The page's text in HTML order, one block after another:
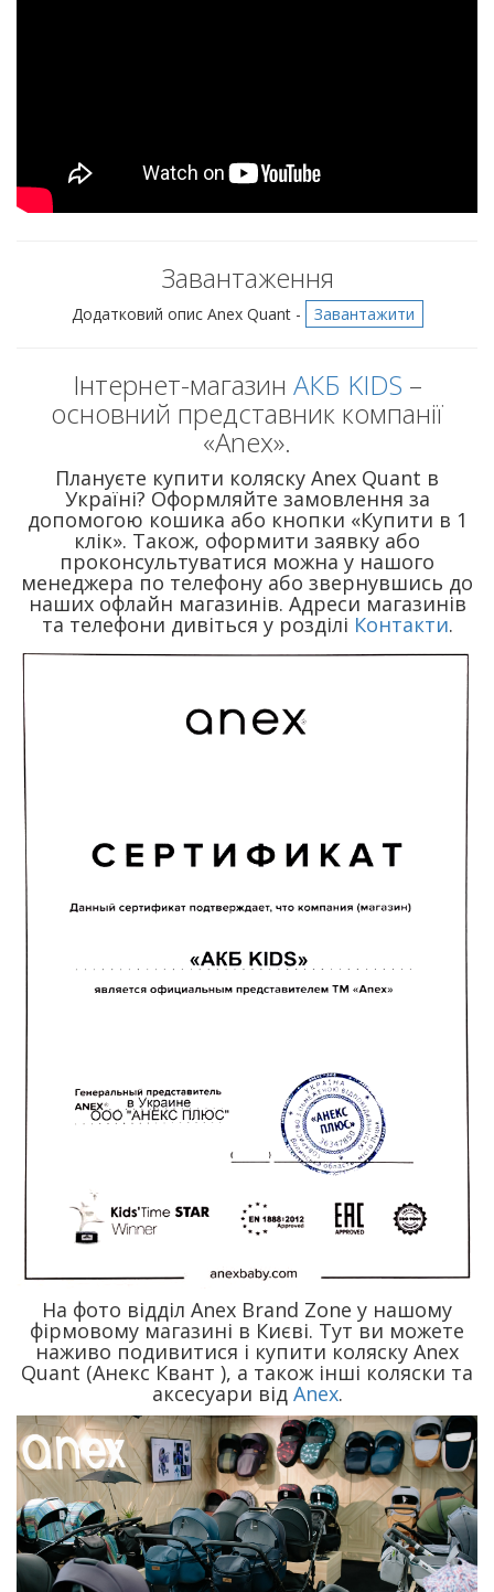
Завантаження
Додатковий опис Anex Quant - Завантажити
Інтернет-магазин АКБ KIDS –
основний представник компанії
«Anex».
Плануєте купити коляску Anex Quant в
Україні? Оформляйте замовлення за
допомогою кошика або кнопки «Купити в 1
клік». Також, оформити заявку або
проконсультуватися можна у нашого
менеджера по телефону або звернувшись до
наших офлайн магазинів. Адреси магазинів
та телефони дивіться у розділі Контакти.
На фото відділ Anex Brand Zone у нашому
фірмовому магазині в Києві. Тут ви можете
наживо подивитися і купити коляску Anex
Quant (Анекс Квант ), а також інші коляски та
аксесуари від Anex.